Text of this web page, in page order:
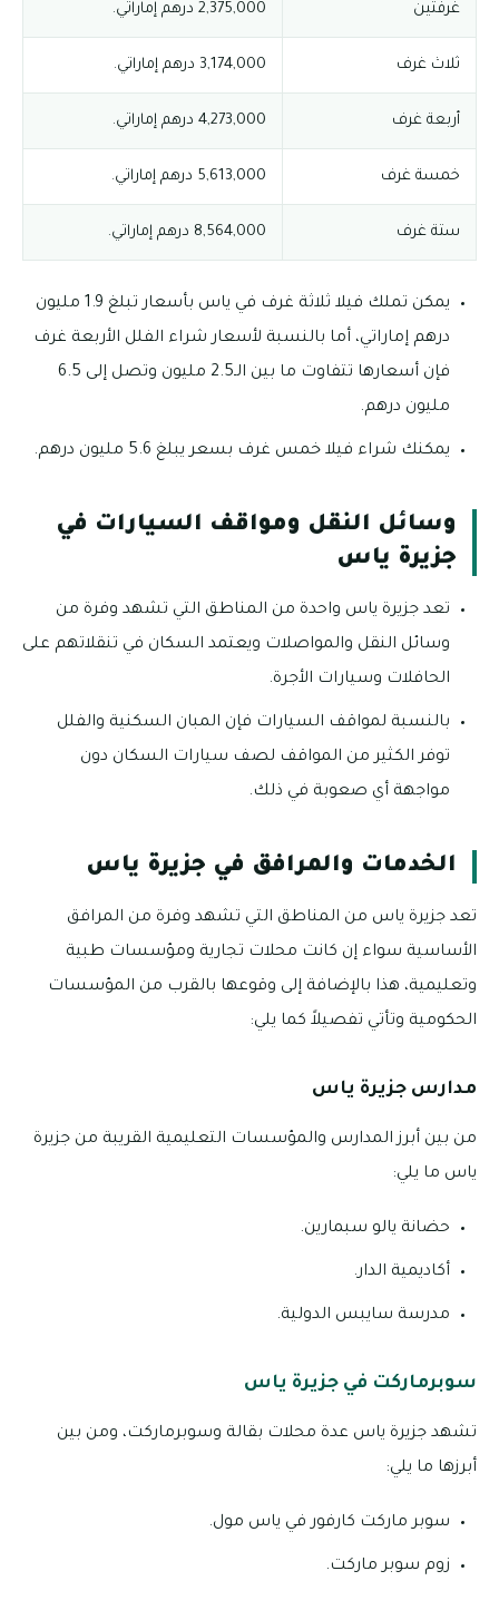
غرفتين 2,375,000 درهم إماراتي.
ثلاث غرف 3,174,000 درهم إماراتي.
أربعة غرف 4,273,000 درهم إماراتي.
خمسة غرف 5,613,000 درهم إماراتي.
ستة غرف 8,564,000 درهم إماراتي.
يمكن تملك فيلا ثلاثة غرف في ياس بأسعار تبلغ 1.9 مليون
درهم إماراتي، أما بالنسبة لأسعار شراء الفلل الأربعة غرف
فإن أسعارها تتفاوت ما بين الـ2.5 مليون وتصل إلى 6.5
مليون درهم.
يمكنك شراء فيلا خمس غرف بسعر يبلغ 5.6 مليون درهم.
وسائل النقل ومواقف السيارات في
جزيرة ياس
تعد جزيرة ياس واحدة من المناطق التي تشهد وفرة من
وسائل النقل والمواصلات ويعتمد السكان في تنقلاتهم على
الحافلات وسيارات الأجرة.
بالنسبة لمواقف السيارات فإن المبان السكنية والفلل
توفر الكثير من المواقف لصف سيارات السكان دون
مواجهة أي صعوبة في ذلك.
الخدمات والمرافق في جزيرة ياس
تعد جزيرة ياس من المناطق التي تشهد وفرة من المرافق
الأساسية سواء إن كانت محلات تجارية ومؤسسات طبية
وتعليمية، هذا بالإضافة إلى وقوعها بالقرب من المؤسسات
الحكومية وتأتي تفصيلاً كما يلي:
مدارس جزيرة ياس
من بين أبرز المدارس والمؤسسات التعليمية القريبة من جزيرة
ياس ما يلي:
حضانة يالو سبمارين.
أكاديمية الدار.
مدرسة سايبس الدولية.
سوبرماركت في جزيرة ياس
تشهد جزيرة ياس عدة محلات بقالة وسوبرماركت، ومن بين
أبرزها ما يلي:
سوبر ماركت كارفور في ياس مول.
زوم سوبر ماركت.